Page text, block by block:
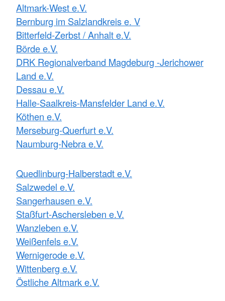
Altmark-West e.V.
Bernburg im Salzlandkreis e. V
Bitterfeld-Zerbst / Anhalt e.V.
Börde e.V.
DRK Regionalverband Magdeburg -Jerichower
Land e.V.
Dessau e.V.
Halle-Saalkreis-Mansfelder Land e.V.
Köthen e.V.
Merseburg-Querfurt e.V.
Naumburg-Nebra e.V.
Quedlinburg-Halberstadt e.V.
Salzwedel e.V.
Sangerhausen e.V.
Staßfurt-Aschersleben e.V.
Wanzleben e.V.
Weißenfels e.V.
Wernigerode e.V.
Wittenberg e.V.
Östliche Altmark e.V.